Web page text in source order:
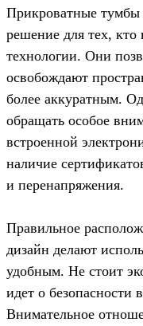
Прикроватные тумбы
решение для тех,
технологии. Они
освобождают
более аккуратным.
обращать особое
встроенной
наличие
и перенапряжения.
Правильное
дизайн делают
удобным. Не стоит
идет о безопасности
Внимательное